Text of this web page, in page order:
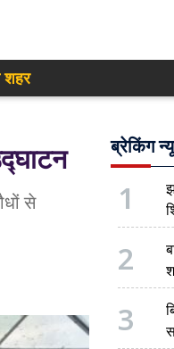
से
ब्रेकिंग
1
2
3